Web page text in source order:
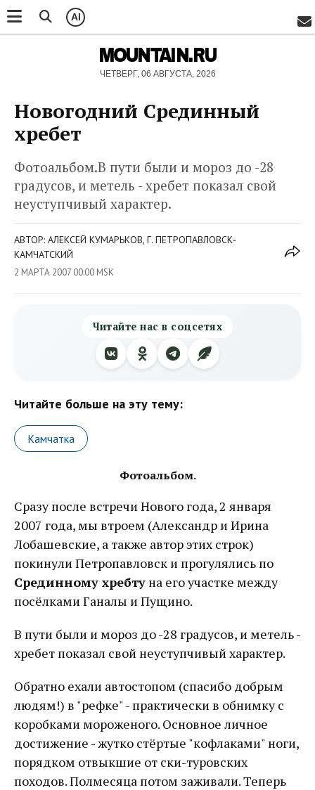
AI
MOUNTAIN.RU
ЧЕТВЕРГ, 06 АВГУСТА, 2026
Новогодний Срединный
хребет
Фотоальбом.В пути были и мороз до -28
градусов, и метель - хребет показал свой
неуступчивый характер.
АВТОР: АЛЕКСЕЙ КУМАРЬКОВ, Г. ПЕТРОПАВЛОВСК-
КАМЧАТСКИЙ
2 МАРТА 2007 00:00 MSK
Читайте нас в соцсетях
Читайте больше на эту тему:
Камчатка
Фотоальбом.
Сразу после встречи Нового года, 2 января
2007 года, мы втроем (Александр и Ирина
Лобашевские, а также автор этих строк)
покинули Петропавловск и прогулялись по
Срединному хребтуна его участке между
посёлками Ганалы и Пущино.
В пути были и мороз до -28 градусов, и метель -
хребет показал свой неуступчивый характер.
Обратно ехали автостопом (спасибо добрым
людям!) в "рефке" - практически в обнимку с
коробками мороженого. Основное личное
достижение - жутко стёртые "кофлаками" ноги,
порядком отвыкшие от ски-туровских
походов. Полмесяца потом заживали. Теперь